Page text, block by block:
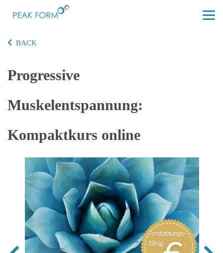
BACK
Progressive
Muskelentspannung:
Kompaktkurs online